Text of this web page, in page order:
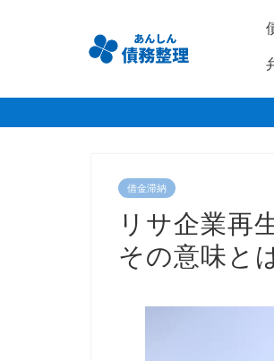
借金滞納
リサ企業再
その意味と